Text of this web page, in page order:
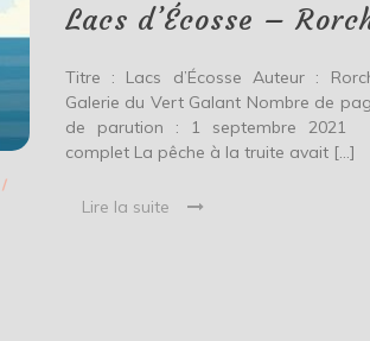
/
Lacs d’Écosse –
Titre : Lacs d’Écosse Auteur :
Galerie du Vert Galant Nombre de
de parution : 1 septembre
complet La pêche à la truite avait […]
Lire la suite